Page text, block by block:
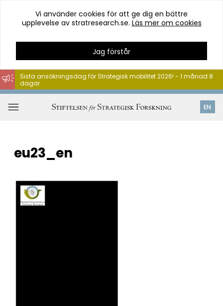
Hoppa
till
innehåll
Vi använder cookies för att ge dig en bättre
upplevelse av stratresearch.se. Läs mer om cookies
Jag förstår
EN
Sista ansökningsdag för Strategisk mobilitet 2026! - 1 månad 8
dagar
eu23_en